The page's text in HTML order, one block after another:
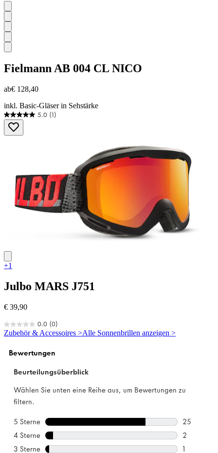
Fielmann AB 004 CL NICO
ab€ 128,40
inkl. Basic-Gläser in Sehstärke
5.0 (1)
5.0
von
5
+1
Julbo MARS J751
€ 39,90
0.0 (0)
0.0
von
Sternen.
Zubehör & Accessoires >Alle Sonnenbrillen anzeigen >